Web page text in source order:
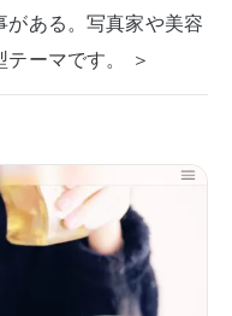
ある。写真家や美容
ーマです。 ＞